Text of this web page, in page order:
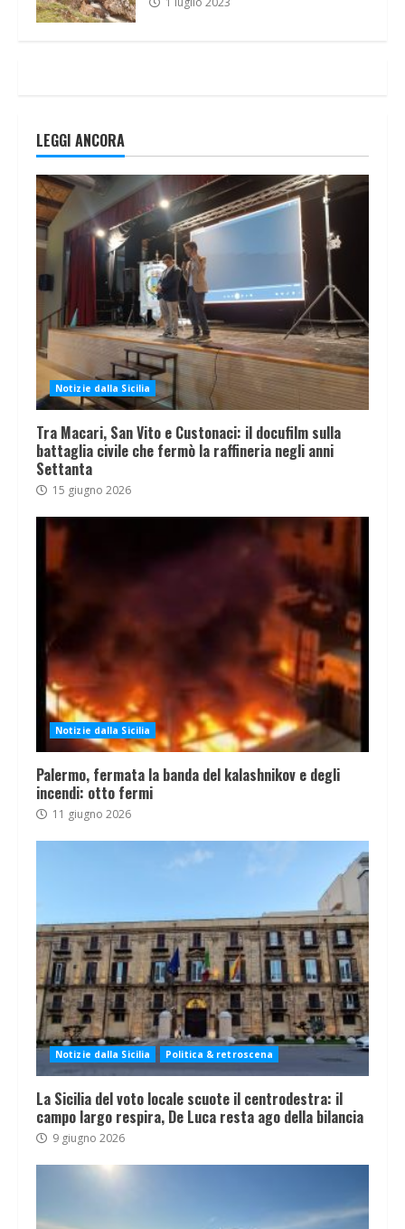
LEGGI ANCORA
Notizie dalla Sicilia
Tra Macari, San Vito e Custonaci: il docufilm sulla
battaglia civile che fermò la raffineria negli anni
Settanta
15 giugno 2026
Notizie dalla Sicilia
Palermo, fermata la banda del kalashnikov e degli
incendi: otto fermi
11 giugno 2026
Notizie dalla Sicilia Politica & retroscena
La Sicilia del voto locale scuote il centrodestra: il
campo largo respira, De Luca resta ago della bilancia
9 giugno 2026